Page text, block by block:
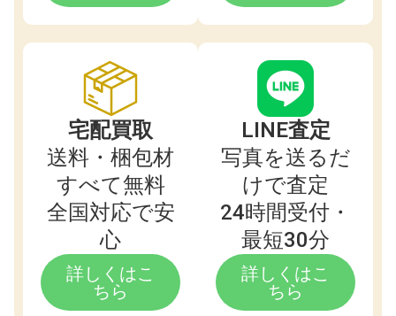
宅配買取
送料・梱包材
すべて無料
全国対応で安
心
詳しくはこ
ちら
LINE査定
写真を送るだ
けで査定
24時間受付・
最短30分
詳しくはこ
ちら